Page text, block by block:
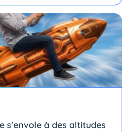
s'envole à des altitudes